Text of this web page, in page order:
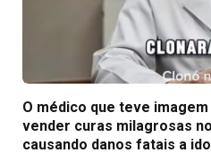
O médico que teve
vender curas milagrosas
causando danos fatais a